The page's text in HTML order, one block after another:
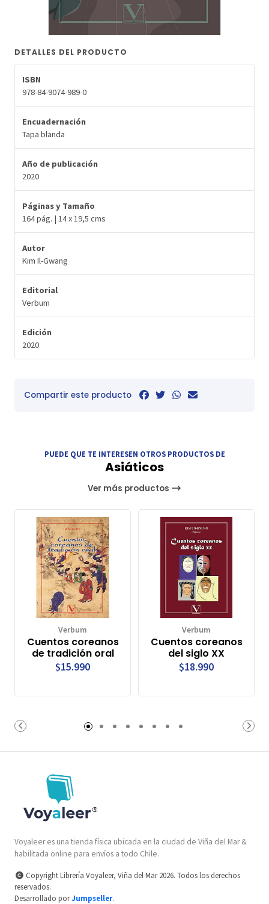
DETALLES DEL PRODUCTO
ISBN
978-84-9074-989-0
Encuadernación
Tapa blanda
Año de publicación
2020
Páginas y Tamaño
164 pág. | 14 x 19,5 cms
Autor
Kim Il-Gwang
Editorial
Verbum
Edición
2020
Compartir este producto
PUEDE QUE TE INTERESEN OTROS PRODUCTOS DE
Asiáticos
Ver más productos
Verbum
Cuentos coreanos
de tradición oral
$15.990
Verbum
Cuentos coreanos
del siglo XX
$18.990
Voyaleer es una tienda física ubicada en la ciudad de Viña del Mar &
habilitada online para envíos a todo Chile.
Copyright Librería Voyaleer, Viña del Mar 2026. Todos los derechos
reservados.
Desarrollado porJumpseller.